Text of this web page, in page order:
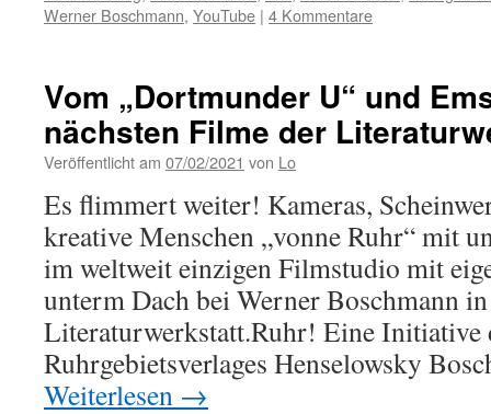
Werner Boschmann, YouTube | 4 Kommentare
Vom „Dortmunder U“ und
nächsten Filme der
Veröffentlicht am 07/02/2021 von Lo
Es flimmert weiter! Kameras,
kreative Menschen „vonne Ruhr“ mit
im weltweit einzigen Filmstudio mit
unterm Dach bei Werner Boschmann
Literaturwerkstatt.Ruhr! Eine Initiative
Ruhrgebietsverlages Henselowsky
Weiterlesen →